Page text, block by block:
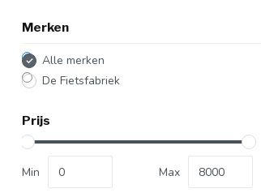
Merken
Alle merken
De Fietsfabriek
Prijs
Min Max